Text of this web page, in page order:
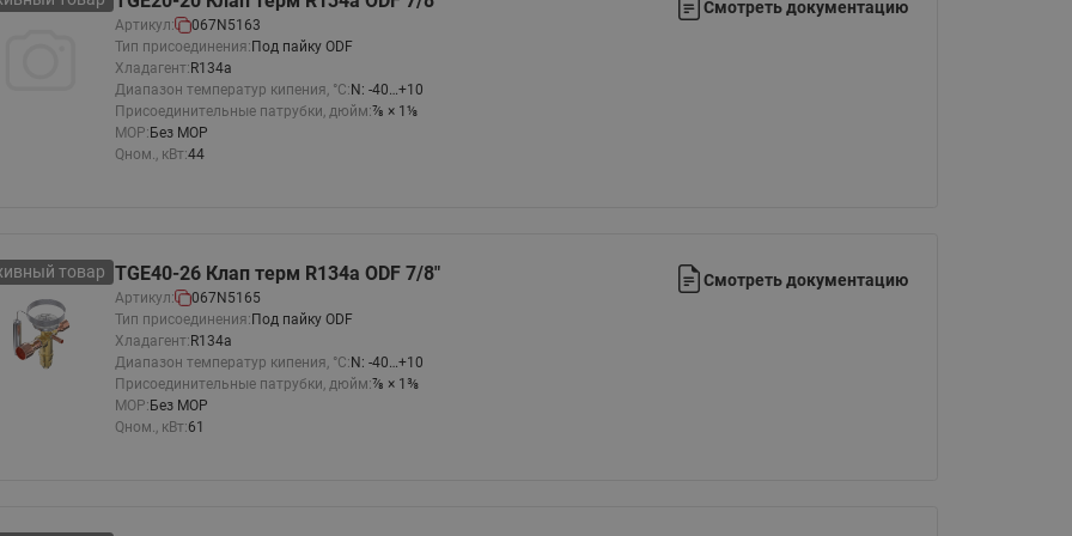
Артикул:
067N5163
Тип присоединения: Под пайку ODF
Хладагент: R134a
Диапазон температур кипения, °C: N: -40…+10
Присоединительные патрубки, дюйм:⅞ × 1⅛
MOP: Без MOP
Qном., кВт:44
Смотреть документацию
товар TGE40-26 Клап терм R134a ODF 7/8"
Артикул:
067N5165
Тип присоединения: Под пайку ODF
Хладагент: R134a
Диапазон температур кипения, °C: N: -40…+10
Присоединительные патрубки, дюйм:⅞ × 1⅜
MOP: Без MOP
Qном., кВт:61
Смотреть документацию